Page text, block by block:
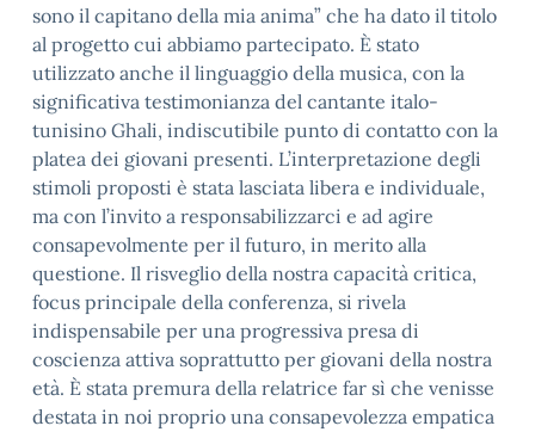
sono il capitano della mia anima” che ha dato il titolo
al progetto cui abbiamo partecipato. È stato
utilizzato anche il linguaggio della musica, con la
significativa testimonianza del cantante italo-
tunisino Ghali, indiscutibile punto di contatto con la
platea dei giovani presenti. L’interpretazione degli
stimoli proposti è stata lasciata libera e individuale,
ma con l’invito a responsabilizzarci e ad agire
consapevolmente per il futuro, in merito alla
questione. Il risveglio della nostra capacità critica,
focus principale della conferenza, si rivela
indispensabile per una progressiva presa di
coscienza attiva soprattutto per giovani della nostra
età. È stata premura della relatrice far sì che venisse
destata in noi proprio una consapevolezza empatica